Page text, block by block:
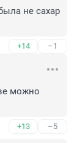
не сахар
+14 –1
можно
+13 –5